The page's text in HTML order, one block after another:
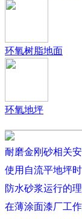
环氧树脂地面
环氧地坪
耐磨金刚砂相关
使用自流平地坪
防水砂浆运行的
在薄涂面漆厂工作